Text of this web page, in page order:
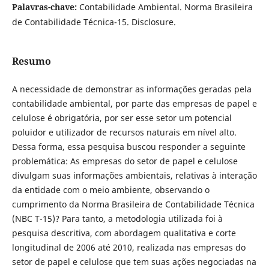
Palavras-chave: Contabilidade Ambiental. Norma Brasileira
de Contabilidade Técnica-15. Disclosure.
Resumo
A necessidade de demonstrar as informações geradas pela
contabilidade ambiental, por parte das empresas de papel e
celulose é obrigatória, por ser esse setor um potencial
poluidor e utilizador de recursos naturais em nível alto.
Dessa forma, essa pesquisa buscou responder a seguinte
problemática: As empresas do setor de papel e celulose
divulgam suas informações ambientais, relativas à interação
da entidade com o meio ambiente, observando o
cumprimento da Norma Brasileira de Contabilidade Técnica
(NBC T-15)? Para tanto, a metodologia utilizada foi à
pesquisa descritiva, com abordagem qualitativa e corte
longitudinal de 2006 até 2010, realizada nas empresas do
setor de papel e celulose que tem suas ações negociadas na